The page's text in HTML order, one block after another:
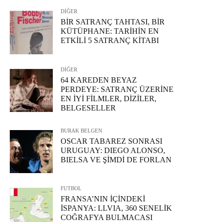
DİĞER
BİR SATRANÇ TAHTASI, BİR
KÜTÜPHANE: TARİHİN EN
ETKİLİ 5 SATRANÇ KİTABI
DİĞER
64 KAREDEN BEYAZ
PERDEYE: SATRANÇ ÜZERİNE
EN İYİ FİLMLER, DİZİLER,
BELGESELLER
BURAK BELGEN
OSCAR TABAREZ SONRASI
URUGUAY: DIEGO ALONSO,
BIELSA VE ŞİMDİ DE FORLAN
FUTBOL
FRANSA’NIN İÇİNDEKİ
İSPANYA: LLVIA, 360 SENELİK
COĞRAFYA BULMACASI